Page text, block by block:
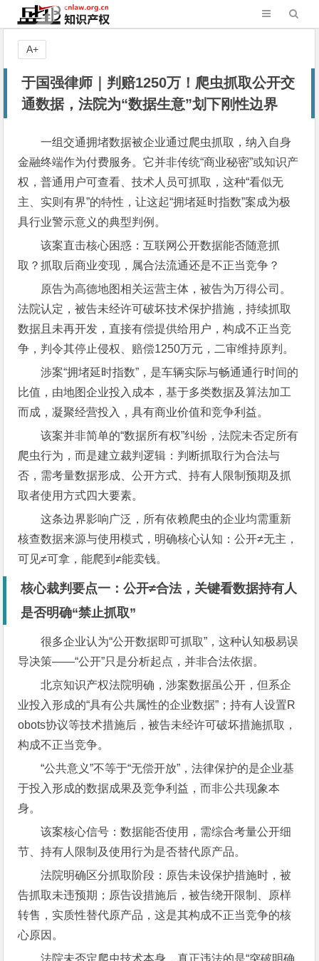
于国强律师｜判赔1250万！爬虫抓取公开交
通数据，法院为“数据生意”划下刚性边界
一组交通拥堵数据被企业通过爬虫抓取，纳入自身
金融终端作为付费服务。它并非传统“商业秘密”或知识产
权，普通用户可查看、技术人员可抓取，这种“看似无
主、实则有界”的特性，让这起“拥堵延时指数”案成为极
具行业警示意义的典型判例。
该案直击核心困惑：互联网公开数据能否随意抓
取？抓取后商业变现，属合法流通还是不正当竞争？
原告为高德地图相关运营主体，被告为万得公司。
法院认定，被告未经许可破坏技术保护措施，持续抓取
数据且未再开发，直接有偿提供给用户，构成不正当竞
争，判令其停止侵权、赔偿1250万元，二审维持原判。
涉案“拥堵延时指数”，是车辆实际与畅通通行时间的
比值，由地图企业投入成本，基于多类数据及算法加工
而成，凝聚经营投入，具有商业价值和竞争利益。
该案并非简单的“数据所有权”纠纷，法院未否定所有
爬虫行为，而是建立裁判逻辑：判断抓取行为合法与
否，需考量数据形成、公开方式、持有人限制预期及抓
取者使用方式四大要素。
这条边界影响广泛，所有依赖爬虫的企业均需重新
核查数据来源与使用模式，明确核心认知：公开≠无主，
可见≠可拿，能爬到≠能卖钱。
核心裁判要点一：公开≠合法，关键看数据持有人
是否明确“禁止抓取”
很多企业认为“公开数据即可抓取”，这种认知极易误
导决策——“公开”只是分析起点，并非合法依据。
北京知识产权法院明确，涉案数据虽公开，但系企
业投入形成的“具有公共属性的企业数据”；持有人设置R
obots协议等技术措施后，被告未经许可破坏措施抓取，
构成不正当竞争。
“公共意义”不等于“无偿开放”，法律保护的是企业基
于投入形成的数据成果及竞争利益，而非公共现象本
身。
该案核心信号：数据能否使用，需综合考量公开细
节、持有人限制及使用行为是否替代原产品。
法院明确区分抓取阶段：原告未设保护措施时，被
告抓取未违预期；原告设措施后，被告绕开限制、原样
转售，实质性替代原产品，这是其构成不正当竞争的核
心原因。
法院未否定爬虫技术本身，真正违法的是“突破明确
A+